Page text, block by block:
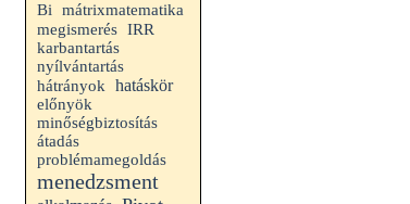
Bi
mátrixmatematika
megismerés IRR
karbantartás
nyílvántartás
hátrányok
hatáskör
előnyök
minőségbiztosítás
átadás
problémamegoldás
menedzsment